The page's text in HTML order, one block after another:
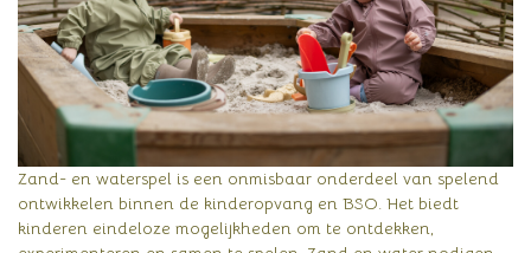
Zand- en waterspel is een onmisbaar onderdeel van spelend
ontwikkelen binnen de kinderopvang en BSO. Het biedt
kinderen eindeloze mogelijkheden om te ontdekken,